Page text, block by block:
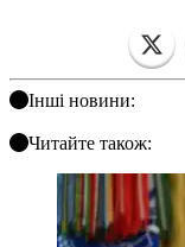
Інші новини:
Читайте також: